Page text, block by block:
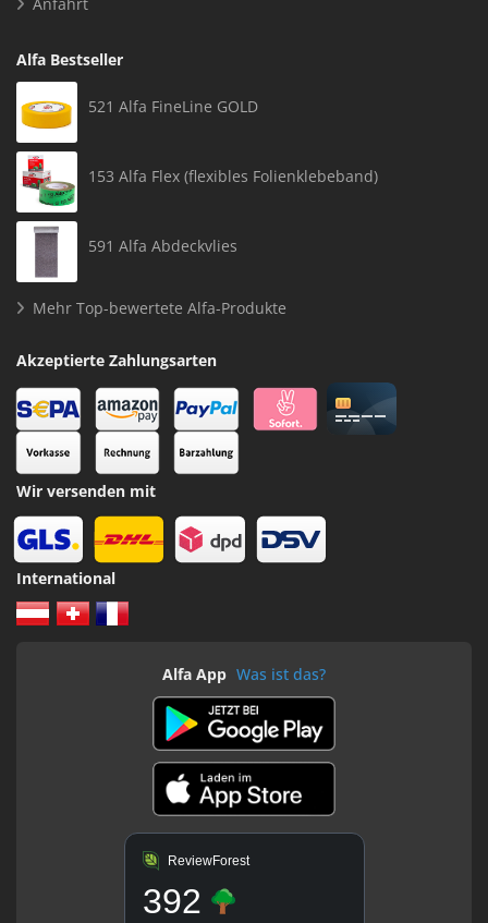
Anfahrt
Alfa Bestseller
521 Alfa FineLine GOLD
153 Alfa Flex (flexibles Folienklebeband)
591 Alfa Abdeckvlies
Mehr Top-bewertete Alfa-Produkte
Akzeptierte Zahlungsarten
Wir versenden mit
International
Alfa App Was ist das?
ReviewForest
392